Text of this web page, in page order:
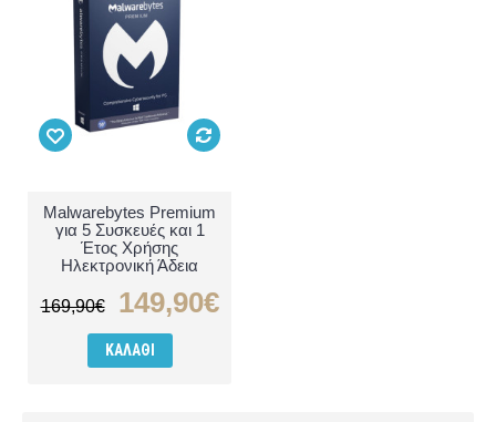
Malwarebytes Premium
για 5 Συσκευές και 1
Έτος Χρήσης
Ηλεκτρονική Άδεια
169,90€ 149,90€
ΚΑΛΆΘΙ